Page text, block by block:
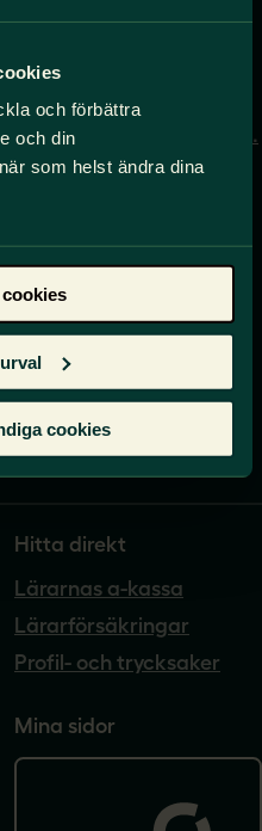
och förbättra
och din
som helst ändra dina
cookies
Press
Journalist – du når oss
på press@sverigeslarare.
se
Hitta direkt
Lärarnas a-kassa
Lärarförsäkringar
Profil- och trycksaker
Mina sidor